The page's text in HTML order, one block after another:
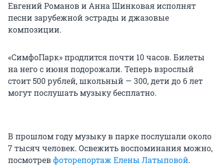
Евгений Романов и Анна Шинковая исполнят
песни зарубежной эстрады и джазовые
композиции.
«СимфоПарк» продлится почти 10 часов. Билеты
на него с июня подорожали. Теперь взрослый
стоит 500 рублей, школьный — 300, дети до 6 лет
могут послушать музыку бесплатно.
В прошлом году музыку в парке послушали около
7 тысяч человек. Освежить воспоминания можно,
посмотревфоторепортаж Елены Латыповой.